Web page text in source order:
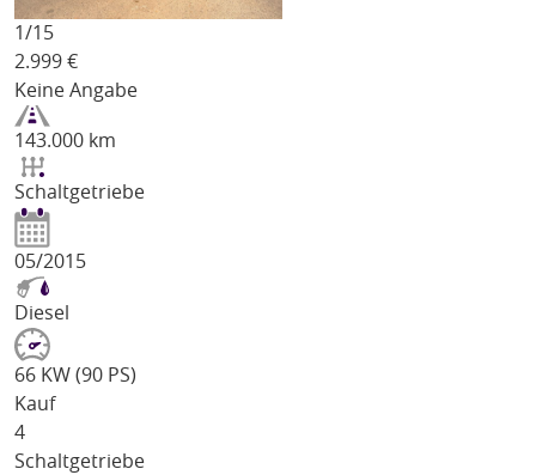
1/15
2.999 €
Keine Angabe
143.000 km
Schaltgetriebe
05/2015
Diesel
66 KW (90 PS)
Kauf
4
Schaltgetriebe